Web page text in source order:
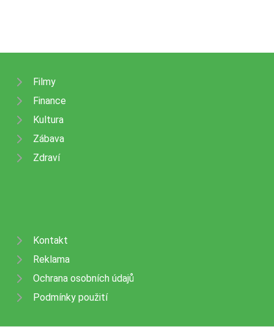
Filmy
Finance
Kultura
Zábava
Zdraví
Kontakt
Reklama
Ochrana osobních údajů
Podmínky použití